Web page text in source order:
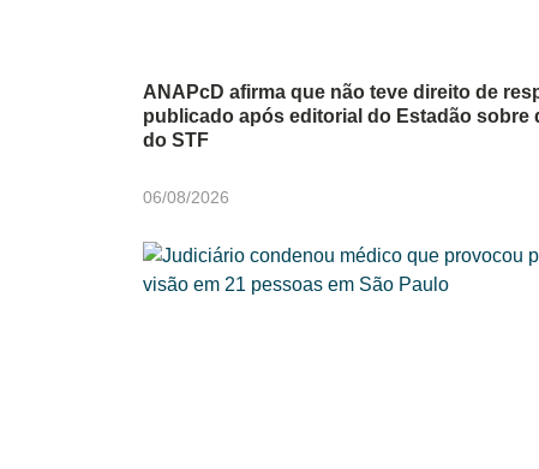
ANAPcD afirma que não teve direito de
publicado após editorial do Estadão sobre
do STF
06/08/2026